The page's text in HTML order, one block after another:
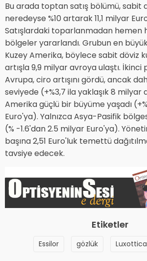
Bu arada toptan satış bölümü, sabit
neredeyse %10 artarak 11,1 milyar
Satışlardaki toparlanmadan hemen
bölgeler yararlandı. Grubun en
Kuzey Amerika, böylece sabit döviz
artışla 9,9 milyar avroya ulaştı. İkinci
Avrupa, ciro artışını gördü, ancak
seviyede (+%3,7 ila yaklaşık 8 milyar
Amerika güçlü bir büyüme yaşadı
Euro'ya). Yalnızca Asya-Pasifik
(% -1.6'dan 2.5 milyar Euro'ya).
başına 2,51 Euro'luk temettü
tavsiye edecek.
Etiketler
Essilor gözlük Luxottica